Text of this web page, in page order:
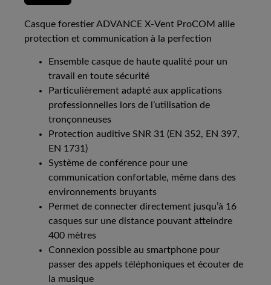
Casque forestier ADVANCE X-Vent ProCOM allie
protection et communication à la perfection
Ensemble casque de haute qualité pour un
travail en toute sécurité
Particulièrement adapté aux applications
professionnelles lors de l’utilisation de
tronçonneuses
Protection auditive SNR 31 (EN 352, EN 397,
EN 1731)
Système de conférence pour une
communication confortable, même dans des
environnements bruyants
Permet de connecter directement jusqu’à 16
casques sur une distance pouvant atteindre
400 mètres
Connexion possible au smartphone pour
passer des appels téléphoniques et écouter de
la musique